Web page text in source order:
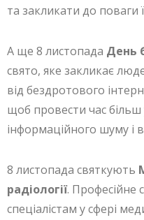
та закликати до поваги
А ще 8 листопада День
свято, яке закликає
від бездротового
щоб провести час більш
інформаційного шуму і
8 листопада святкують
радіології. Професійне
спеціалістам у сфері